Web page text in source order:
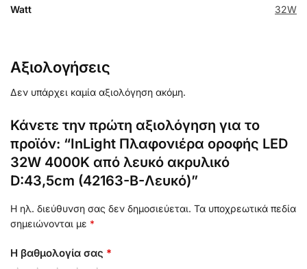
Watt 32W
Αξιολογήσεις
Δεν υπάρχει καμία αξιολόγηση ακόμη.
Κάνετε την πρώτη αξιολόγηση για το
προϊόν: “InLight Πλαφονιέρα οροφής LED
32W 4000K από λευκό ακρυλικό
D:43,5cm (42163-B-Λευκό)”
Η ηλ. διεύθυνση σας δεν δημοσιεύεται. Τα υποχρεωτικά πεδία
σημειώνονται με *
Η βαθμολογία σας *